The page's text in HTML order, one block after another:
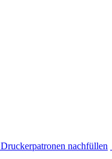
Druckerpatronen nachfüllen